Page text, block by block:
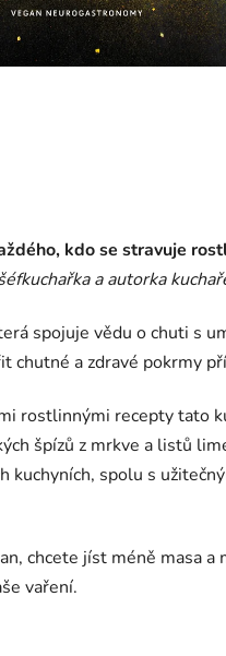
kdo se stravuje
a autorka
spojuje vědu o chuti s
chutné a zdravé pokrmy
rostlinnými recepty tato
špízů z mrkve a listů
kuchyních, spolu s
chcete jíst méně masa
vaření.